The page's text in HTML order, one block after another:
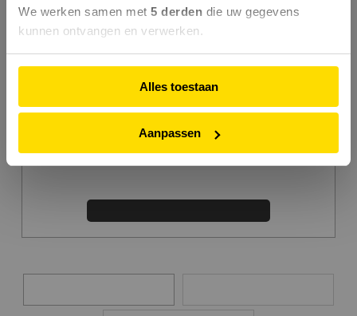
We werken samen met 5 derden die uw gegevens
kunnen ontvangen en verwerken.
Alles toestaan
Aanpassen
Vermogen
KW / 0 PK
Gewicht
Kg
Milieulabel
Niet bekend
Garantie
Verzekering
Overzicht